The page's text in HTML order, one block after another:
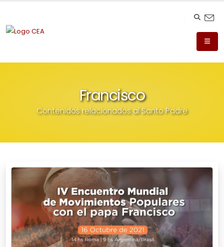
Francisco
Contenidos relacionados al Santo Padre